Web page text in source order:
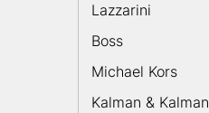
Lazzarini
Boss
Michael Kors
Kalman & Kalman